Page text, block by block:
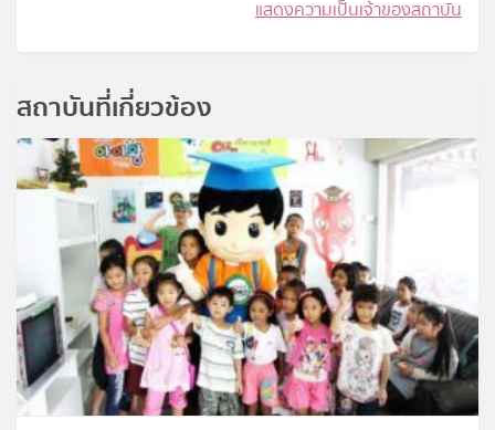
แสดงความเป็นเจ้าของสถาบัน
สถาบันที่เกี่ยวข้อง